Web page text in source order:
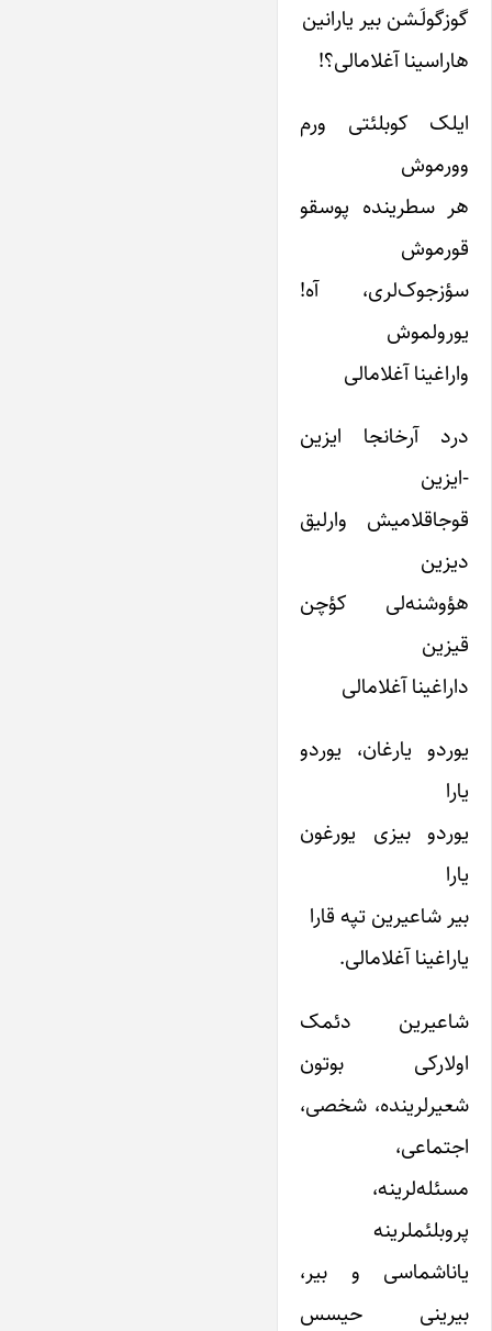
گوزگولَـشن بیر یارانین
هاراسینا آغلامالی؟!
ایلک کوبلئتی ورم
وورموش
هر سطرینده پوسقو
قورموش
سؤزجوک‌لری، آه!
یورولموش
واراغینا آغلامالی
درد آرخانجا ایزین
-ایزین
قوجاقلامیش وارلیق
دیزین
هؤوشنه‌لی کؤچن
قیزین
داراغینا آغلامالی
یوردو یارغان، یوردو
یارا
یوردو بیزی یورغون
یارا
بیر شاعیرین تپه قارا
یاراغینا آغلامالی.
شاعیرین دئمک
اولارکی بوتون
شعیرلرینده، شخصی،
اجتماعی،
مسئله‌لرینه،
پروبلئملرینه
یاناشماسی و بیر،
بیرینی حیسس